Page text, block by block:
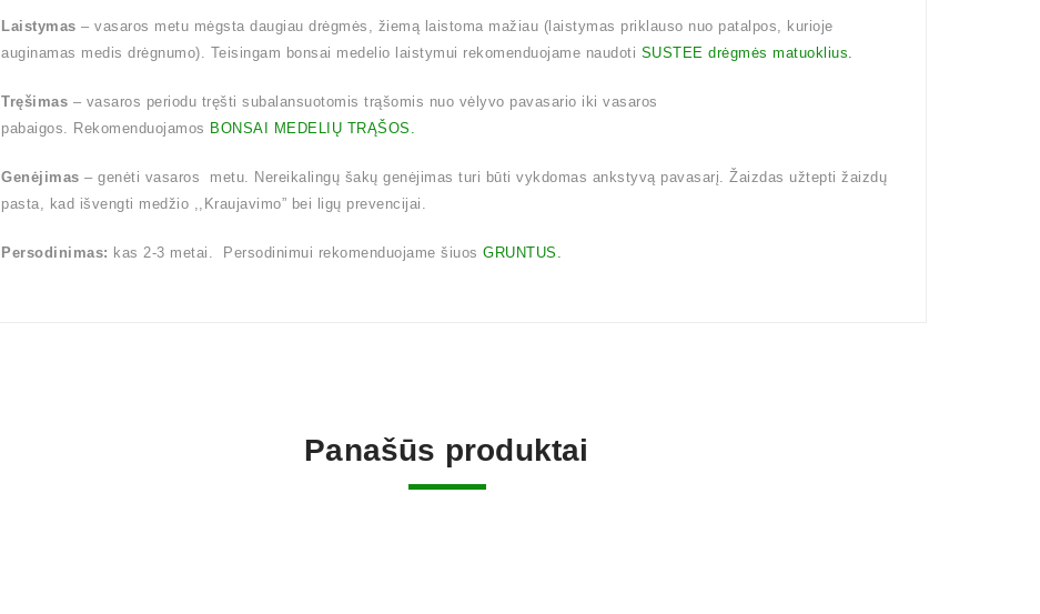
Laistymas – vasaros metu mėgsta daugiau drėgmės, žiemą laistoma mažiau (laistymas priklauso nuo patalpos, kurioje
auginamas medis drėgnumo). Teisingam bonsai medelio laistymui rekomenduojame naudoti SUSTEE drėgmės matuoklius.
Tręšimas – vasaros periodu tręšti subalansuotomis trąšomis nuo vėlyvo pavasario iki vasaros
pabaigos. Rekomenduojamos BONSAI MEDELIŲ TRĄŠOS.
Genėjimas – genėti vasaros metu. Nereikalingų šakų genėjimas turi būti vykdomas ankstyvą pavasarį. Žaizdas užtepti žaizdų
pasta, kad išvengti medžio ,,Kraujavimo” bei ligų prevencijai.
Persodinimas: kas 2-3 metai. Persodinimui rekomenduojame šiuos GRUNTUS.
Panašūs produktai